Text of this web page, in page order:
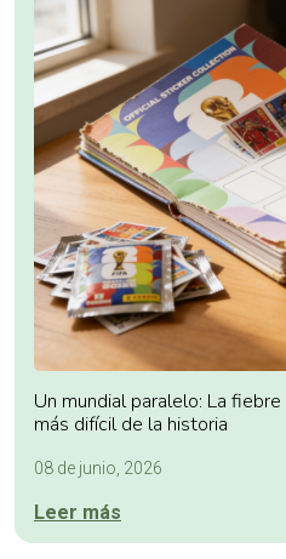
Un mundial paralelo: La
más difícil de la historia
08 de junio, 2026
Leer más